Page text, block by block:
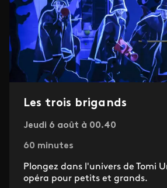
Les trois brigands
Jeudi 6 août à 00.40
60 minutes
Plongez dans l'univers de Tomi
opéra pour petits et grands.